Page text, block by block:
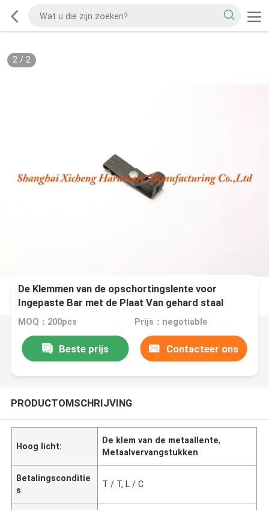
2/ 2
De Klemmen van de opschortingslente voor
Ingepaste Bar met de Plaat Van gehard staal
MOQ：200pcs Prijs：negotiable
Beste prijs Contacteer ons
PRODUCTOMSCHRIJVING
Hoog licht:
De klem van de metaallente,
Metaalvervangstukken
Betalingsconditie
s
T / T, L / C